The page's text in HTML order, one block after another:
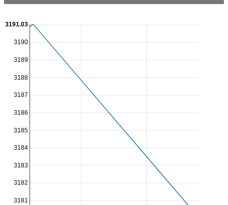
3181
3182
3183
3184
3185
3186
3187
3188
3189
3190
3191.03